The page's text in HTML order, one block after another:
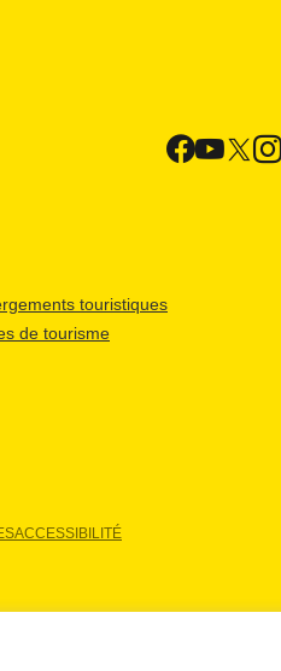
touristiques
de tourisme
ACCESSIBILITÉ